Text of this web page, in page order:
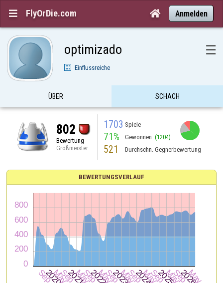
 FlyOrDie.com  Anmelden
optimizado ☰
Einflussreiche
ÜBER SCHACH
802
Bewertung
Großmeister
1703 Spiele
71% Gewonnen (1204)
521 Durchschn. Gegnerbewertung
BEWERTUNGSVERLAUF